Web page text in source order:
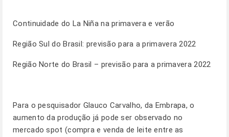
Continuidade do La Niña na primavera e verão
Região Sul do Brasil: previsão para a primavera 2022
Região Norte do Brasil – previsão para a primavera 2022
Para o pesquisador Glauco Carvalho, da Embrapa, o
aumento da produção já pode ser observado no
mercado spot (compra e venda de leite entre as